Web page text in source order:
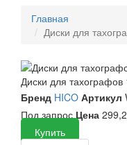
Главная
Диски для
Диски для
Бренд HICO Артикул
Под запрос Цена
Купить